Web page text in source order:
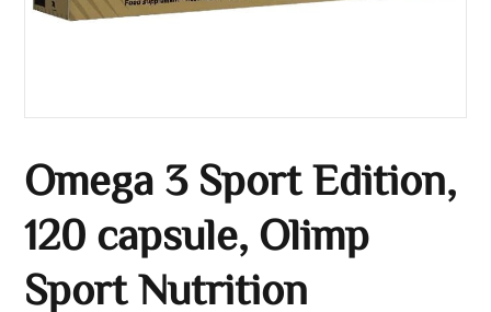
Omega 3 Sport Edition,
120 capsule, Olimp
Sport Nutrition